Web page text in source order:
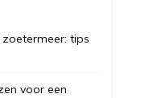
tips
voor een